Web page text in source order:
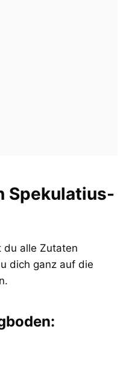
Spekulatius-
du alle Zutaten
dich ganz auf die